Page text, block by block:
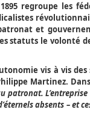
regroupe les
et
statuts le volonté
vis à vis
Martinez.
patronat.
absents –